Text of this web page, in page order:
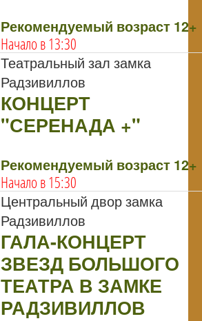
Рекомендуемый возраст 12+
Начало в 13:30
Театральный зал замка
Радзивиллов
КОНЦЕРТ
"СЕРЕНАДА +"
Рекомендуемый возраст 12+
Начало в 15:30
Центральный двор замка
Радзивиллов
ГАЛА-КОНЦЕРТ
ЗВЕЗД БОЛЬШОГО
ТЕАТРА В ЗАМКЕ
РАДЗИВИЛЛОВ